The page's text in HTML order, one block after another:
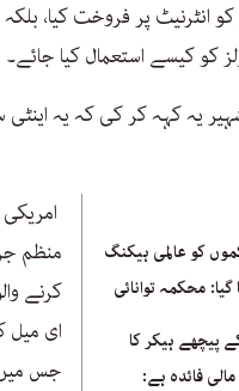
انٹرنیٹ پر فروخت کیا،
کو کیسے استعمال کیا جائے۔
یہ کہہ کر کی کہ یہ
کو عالمی ہیکنگ
گیا: محکمہ توانائی
پیچھے ہیکر کا
فائدہ ہے:
منظم
کرنے
ای میل
جس